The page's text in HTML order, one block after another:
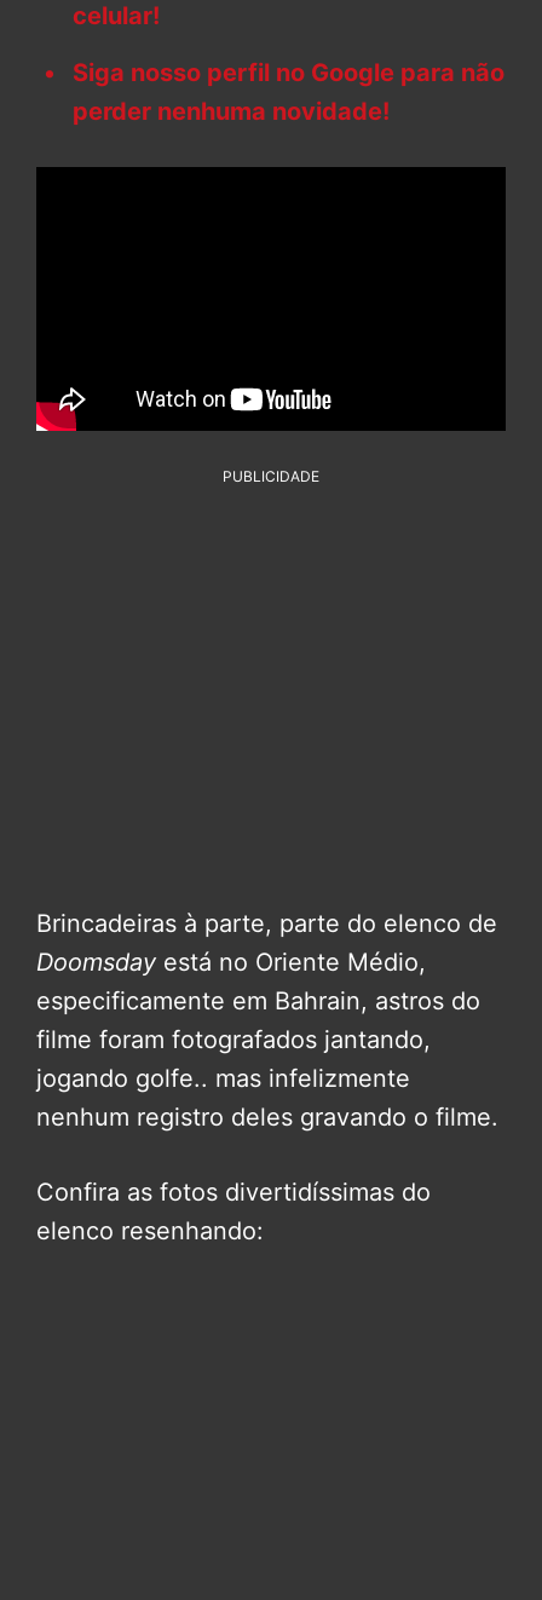
celular!
Siga nosso perfil no Google para não
perder nenhuma novidade!
PUBLICIDADE
Brincadeiras à parte, parte do elenco de
Doomsday está no Oriente Médio,
especificamente em Bahrain, astros do
filme foram fotografados jantando,
jogando golfe.. mas infelizmente
nenhum registro deles gravando o filme.
Confira as fotos divertidíssimas do
elenco resenhando: